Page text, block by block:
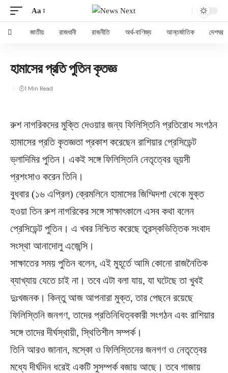
Aa
জাতীয় রাজধানী রাজনীতি অর্থ-বাণিজ্য আন্তর্জাতিক দেশঘর
হামাসের প্রতি পুতিন কৃতজ্ঞ
1 Min Read
রুশ নাগরিকদের মুক্তি দেওয়ার জন্য ফিলিস্তিনি প্রতিরোধ সংগঠন
হামাসের প্রতি কৃতজ্ঞতা প্রকাশ করেছেন রাশিয়ার প্রেসিডেন্ট
ভ্লাদিমির পুতিন। একই সঙ্গে ফিলিস্তিনি নেতৃত্বের ভূয়সী
প্রশংসাও করেন তিনি।
বুধবার (১৬ এপ্রিল) ক্রেমলিনে হামাসের জিম্মিদশা থেকে মুক্ত
হওয়া তিন রুশ নাগরিকের সঙ্গে সাক্ষাৎকালে এসব কথা বলেন
প্রেসিডেন্ট পুতিন। এ খবর নিশ্চিত করেছে তুরস্কভিত্তিক সংবাদ
সংস্থা আনাদোলু এজেন্সি।
সাক্ষাতের সময় পুতিন বলেন, এই মুহূর্তে আমি কোনো রাজনৈতিক
ব্যাখ্যায় যেতে চাই না। তবে এটা বলা যায়, যা ঘটেছে তা খুবই
দুঃখজনক। কিন্তু আজ আপনারা মুক্ত, তার পেছনে রয়েছে
ফিলিস্তিনি জনগণ, তাদের প্রতিনিধিত্বকারী সংগঠন এবং রাশিয়ার
সঙ্গে তাদের দীর্ঘস্থায়ী, স্থিতিশীল সম্পর্ক।
তিনি আরও জানান, মস্কো ও ফিলিস্তিনের জনগণ ও নেতৃত্বের
মধ্যে দীর্ঘদিন ধরেই একটি সুসম্পর্ক বজায় আছে। তবে গাজায়